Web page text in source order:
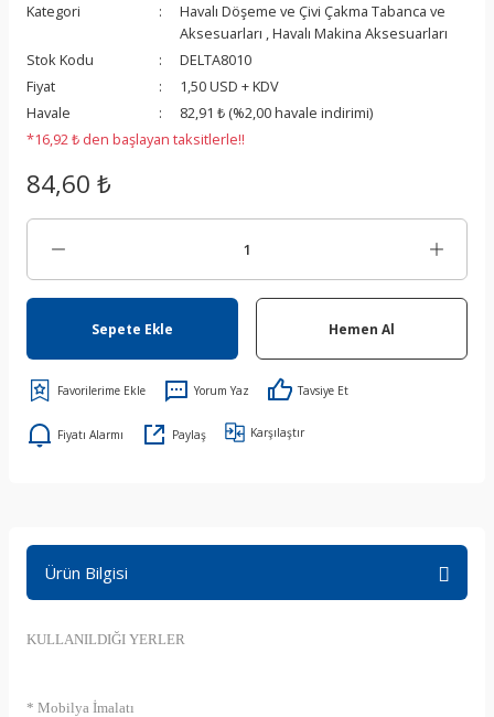
Kategori
Havalı Döşeme ve Çivi Çakma Tabanca ve
Aksesuarları ,Havalı Makina Aksesuarları
Stok Kodu
DELTA8010
Fiyat
1,50 USD + KDV
Havale
82,91 ₺ (%2,00 havale indirimi)
*16,92 ₺ den başlayan taksitlerle!!
84,60 ₺
Sepete Ekle Hemen Al
Yorum Yaz Tavsiye Et
Fiyatı Alarmı Paylaş Karşılaştır
Ürün Bilgisi
KULLANILDIĞI YERLER
* Mobilya İmalatı